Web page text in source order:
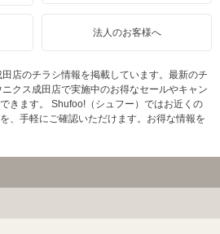
法人のお客様へ
店のチラシ情報を掲載しています。最新のチ
クス成田店で実施中のお得なセールやキャン
きます。 Shufoo!（シュフー）ではお近くの
、手軽にご確認いただけます。お得な情報を